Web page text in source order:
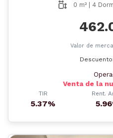
0 m² | 4
Valor de
Descuento:
Venta de la
TIR
5.37%
Rent.